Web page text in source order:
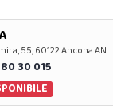
55, 60122 Ancona AN
30 015